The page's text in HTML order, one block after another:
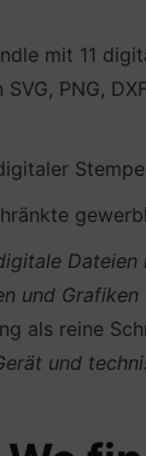
mit 11
PNG,
Dateien
und
als reine
und